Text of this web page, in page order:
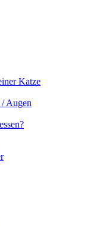
Katze
Augen